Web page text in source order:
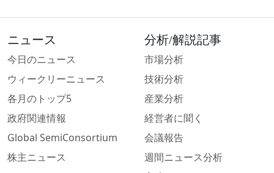
ニュース
今日のニュース
ウィークリーニュース
各月のトップ5
政府関連情報
Global SemiConsortium
株主ニュース
分析/解説記事
市場分析
技術分析
産業分析
経営者に聞く
会議報告
週間ニュース分析